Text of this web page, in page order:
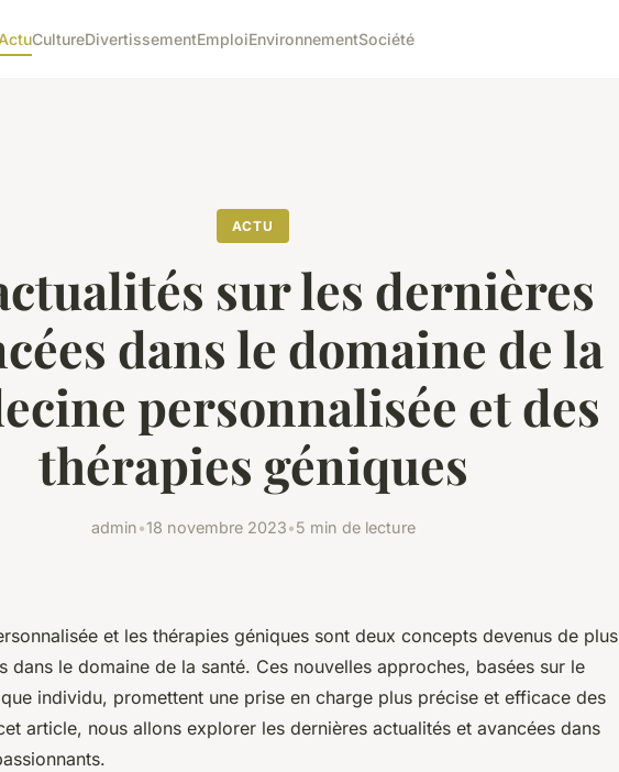
CultureDivertissementEmploiEnvironnementSociété
ACTU
sur les dernières
dans le domaine de la
personnalisée et des
thérapies géniques
admin•18 novembre 2023•5 min de lecture
et les thérapies géniques sont deux concepts devenus de plus
dans le domaine de la santé. Ces nouvelles approches, basées sur le
individu, promettent une prise en charge plus précise et efficace des
article, nous allons explorer les dernières actualités et avancées dans